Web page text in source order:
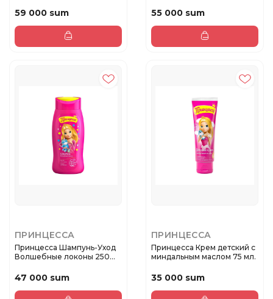
59 000 sum 55 000 sum
ПРИНЦЕССА
Принцесса Шампунь-Уход
Волшебные локоны 250
47 000 sum
ПРИНЦЕССА
Принцесса Крем детский с
миндальным маслом 75 мл.
35 000 sum